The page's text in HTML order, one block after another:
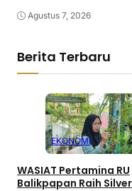
Agustus 7, 2026
Berita Terbaru
EKONOMI
WASIAT Pertamina RU
Balikpapan Raih Silver